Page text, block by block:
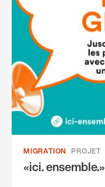
MIGRATION PROJET
«ici. ensemble.»